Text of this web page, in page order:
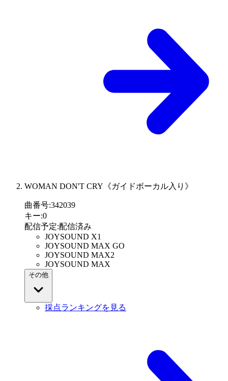
WOMAN DON'T CRY《ガイドボーカル入り》
曲番号:342039
キー:0
配信予定:配信済み
JOYSOUND X1
JOYSOUND MAX GO
JOYSOUND MAX2
JOYSOUND MAX
その他
採点ランキングを見る